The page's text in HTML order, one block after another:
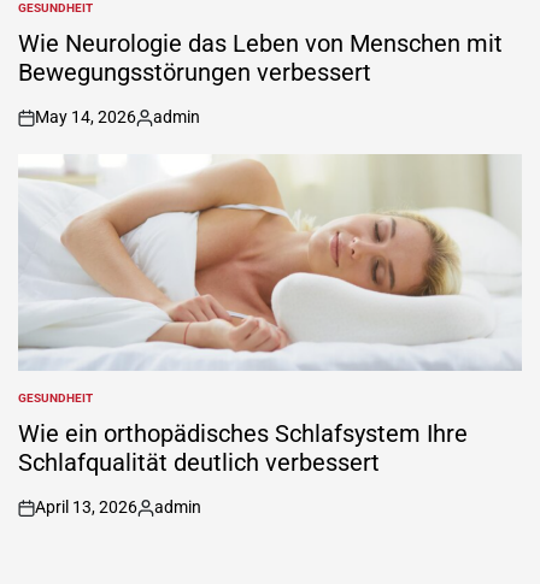
POSTED
IN
GESUNDHEIT
Wie Neurologie das Leben von Menschen mit
Bewegungsstörungen verbessert
on
May 14, 2026
Posted
admin
POSTED
IN
GESUNDHEIT
Wie ein orthopädisches Schlafsystem Ihre
Schlafqualität deutlich verbessert
on
April 13, 2026
Posted
admin